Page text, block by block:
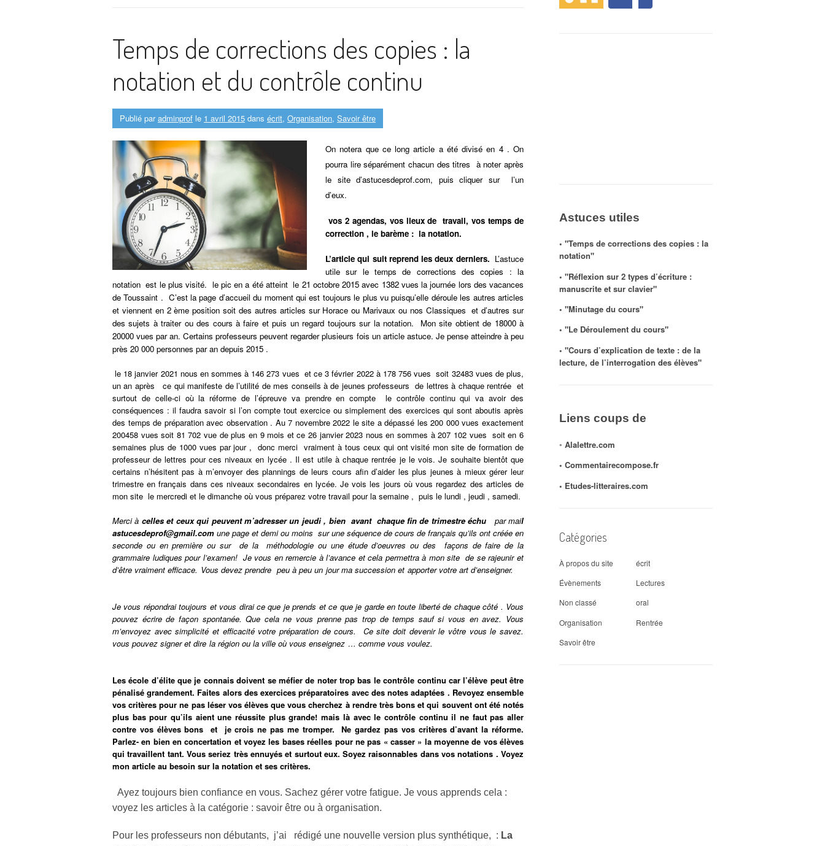
Temps de corrections des copies : la
notation et du contrôle continu
Publié paradminprof le 1 avril 2015 dans écrit, Organisation, Savoir être
On notera que ce long article a été divisé en 4 . On
pourra lire séparément chacun des titres à noter après
le site d’astucesdeprof.com, puis cliquer sur l’un
d’eux.
vos 2 agendas, vos lieux de travail, vos temps de
correction , le barème : la notation.
L’article qui suit reprend les deux derniers. L’astuce
utile sur le tempsde corrections des copies : la
notation est le plus visité. le pic en a été atteint le 21 octobre 2015 avec 1382 vues la journée lors des vacances
de Toussaint . C’est la page d’accueil du moment qui est toujours le plus vu puisqu’elle déroule les autres articles
et viennent en 2 ème position soit des autres articles sur Horace ou Marivaux ou nos Classiques et d’autres sur
des sujets à traiter ou des cours à faire et puis un regard toujours sur la notation. Mon site obtient de 18000 à
20000 vues par an. Certains professeurs peuvent regarder plusieurs fois un article astuce. Je pense atteindre à peu
près 20 000 personnes par an depuis 2015 .
le 18 janvier 2021 nous en sommes à 146 273 vues et ce 3 février 2022 à 178 756 vues soit 32483 vues de plus,
un an après ce qui manifeste de l’utilité de mes conseils à de jeunes professeurs de lettres à chaque rentrée et
surtout de celle-ci où la réforme de l’épreuve va prendre en compte le contrôle continu qui va avoir des
conséquences : il faudra savoir si l’on compte tout exercice ou simplement des exercices qui sont aboutis après
des temps de préparation avec observation . Au 7 novembre 2022 le site a dépassé les 200 000 vues exactement
200458 vues soit 81 702 vue de plus en 9 mois et ce 26 janvier 2023 nous en sommes à 207 102 vues soit en 6
semaines plus de 1000 vues par jour , donc merci vraiment à tous ceux qui ont visité mon site de formation de
professeur de lettres pour ces niveaux en lycée . Il est utile à chaque rentrée je le vois. Je souhaite bientôt que
certains n’hésitent pas à m’envoyer des plannings de leurs cours afin d’aider les plus jeunes à mieux gérer leur
trimestre en français dans ces niveaux secondaires en lycée. Je vois les jours où vous regardez des articles de
mon site le mercredi et le dimanche où vous préparez votre travail pour la semaine , puis le lundi , jeudi , samedi.
Merci à celles et ceux qui peuvent m’adresser un jeudi , bien avant chaque fin de trimestre échu par mail
astucesdeprof@gmail.com une page et demi ou moins sur une séquence de cours de français qu’ils ont créée en
seconde ou en première ou sur de la méthodologie ou une étude d’oeuvres ou des façons de faire de la
grammaire ludiques pour l’examen! Je vous en remercie à l’avance et cela permettra à mon site de se rajeunir et
d’être vraiment efficace. Vous devez prendre peu à peu un jour ma succession et apporter votre art d’enseigner.
Je vous répondrai toujours et vous dirai ce que je prends et ce que je garde en toute liberté de chaque côté . Vous
pouvez écrire de façon spontanée. Que cela ne vous prenne pas trop de temps sauf si vous en avez. Vous
m’envoyez avec simplicité et efficacité votre préparation de cours. Ce site doit devenir le vôtre vous le savez.
vous pouvez signer et dire la région ou la ville où vous enseignez … comme vous voulez.
Les école d’élite que je connais doivent se méfier de noter trop bas le contrôle continu car l’élève peut être
pénalisé grandement. Faites alors des exercices préparatoires avec des notes adaptées . Revoyez ensemble
vos critères pour ne pas léser vos élèves que vous cherchez à rendre très bons et qui souvent ont été notés
plus bas pour qu’ils aient une réussite plus grande! mais là avec le contrôle continu il ne faut pas aller
contre vos élèves bons et je crois ne pas me tromper. Ne gardez pas vos critères d’avant la réforme.
Parlez- en bien en concertation et voyez les bases réelles pour ne pas « casser » la moyenne de vos élèves
qui travaillent tant. Vousseriez très ennuyés et surtout eux. Soyez raisonnables dans vos notations . Voyez
mon article au besoin sur la notation et ses critères.
Ayez toujours bien confiance en vous. Sachez gérer votre fatigue. Je vous apprends cela :
voyez les articles à la catégorie : savoir être ou à organisation.
Pour les professeurs non débutants, j’ai rédigé une nouvelle version plus synthétique, : La
Astuces utiles
◦ "Temps de corrections des copies : la
notation"
◦ "Réflexion sur 2 types d’écriture :
manuscrite et sur clavier"
◦ "Minutage du cours"
◦ "Le Déroulement du cours"
◦ "Cours d’explication de texte : de la
lecture, de l’interrogation des élèves"
Liens coups de
◦ Alalettre.com
◦ Commentairecompose.fr
◦ Etudes-litteraires.com
Catégories
À propos du site
écrit
Évènements
Lectures
Non classé
oral
Organisation
Rentrée
Savoir être